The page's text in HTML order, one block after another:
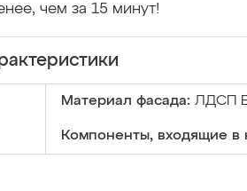
чем за 15 минут!
Материал фасада: ЛДСП
Компоненты, входящие в